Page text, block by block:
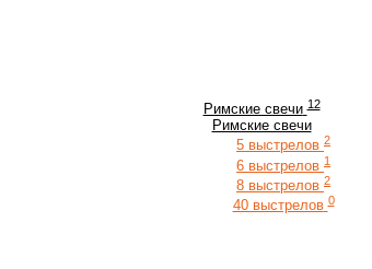
Римские свечи 12
Римские свечи
5 выстрелов 2
6 выстрелов 1
8 выстрелов 2
40 выстрелов 0